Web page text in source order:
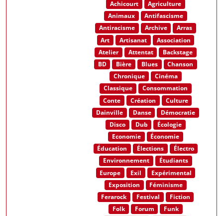
Achicourt
Agriculture
Animaux
Antifascisme
Antiracisme
Archive
Arras
Art
Artisanat
Association
Atelier
Attentat
Backstage
BD
Bière Blues
Chanson
Chronique
Cinéma
Classique
Consommation
Conte
Création
Culture
Dainville
Danse
Démocratie
Disco
Dub
Écologie
Economie
Économie
Éducation
Élections
Électro
Environnement
Étudiants
Europe
Exil
Expérimental
Exposition
Féminisme
Ferarock
Festival
Fiction
Folk
Forum
Funk